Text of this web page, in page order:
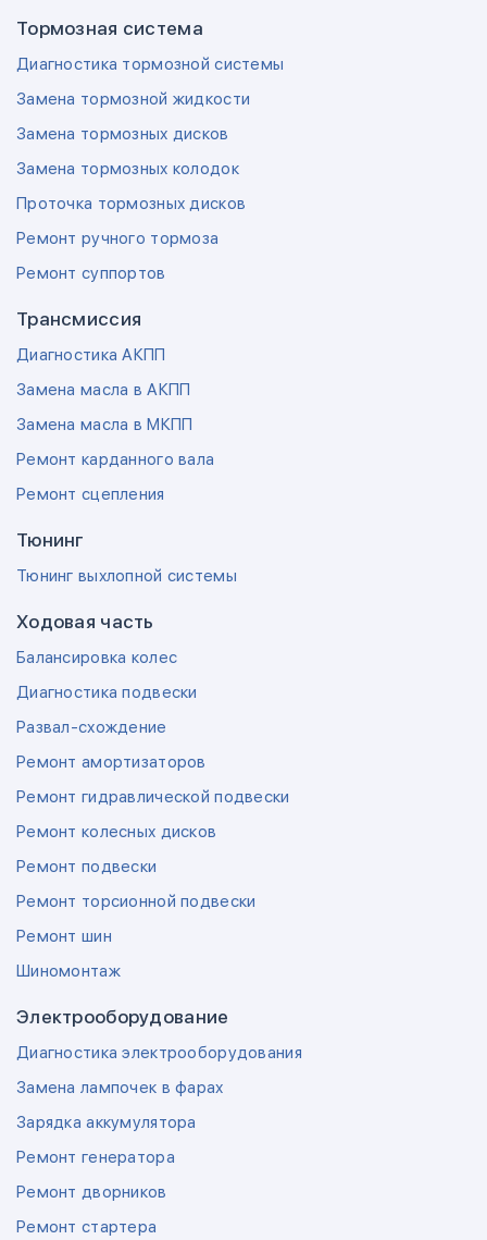
Тормозная система
Диагностика тормозной системы
Замена тормозной жидкости
Замена тормозных дисков
Замена тормозных колодок
Проточка тормозных дисков
Ремонт ручного тормоза
Ремонт суппортов
Трансмиссия
Диагностика АКПП
Замена масла в АКПП
Замена масла в МКПП
Ремонт карданного вала
Ремонт сцепления
Тюнинг
Тюнинг выхлопной системы
Ходовая часть
Балансировка колес
Диагностика подвески
Развал-схождение
Ремонт амортизаторов
Ремонт гидравлической подвески
Ремонт колесных дисков
Ремонт подвески
Ремонт торсионной подвески
Ремонт шин
Шиномонтаж
Электрооборудование
Диагностика электрооборудования
Замена лампочек в фарах
Зарядка аккумулятора
Ремонт генератора
Ремонт дворников
Ремонт стартера